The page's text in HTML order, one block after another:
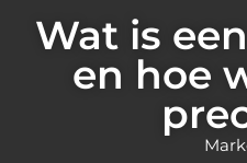
Wat is
en hoe